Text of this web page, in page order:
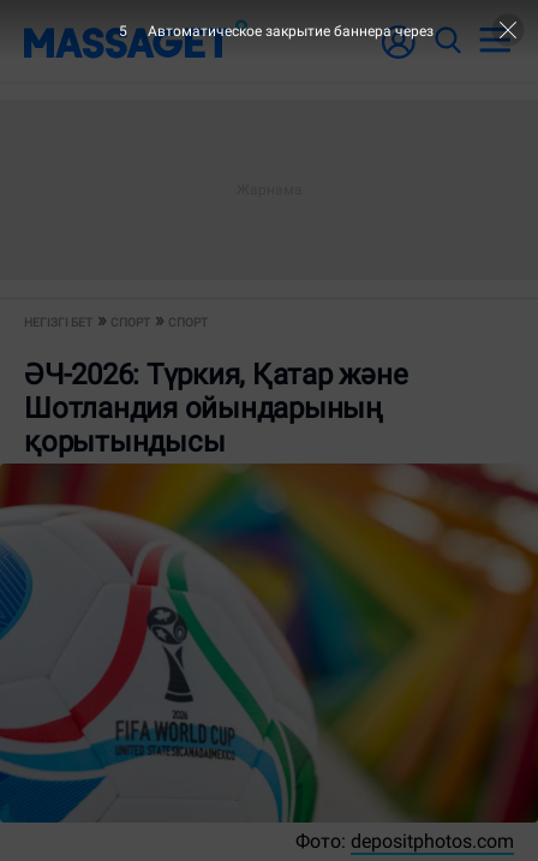
НЕГІЗГІ БЕТ СПОРТ СПОРТ
ӘЧ-2026: Түркия, Қатар және
Шотландия ойындарының
қорытындысы
Фото: depositphotos.com
4 Автоматическое закрытие баннера через